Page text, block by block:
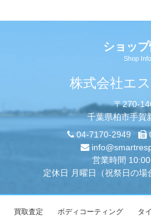
ショッ
Shop Info
株式会社エ
〒270-
千葉県柏市手賀
04-7170-2949
営業時間
定休日 月曜日（祝祭日の場
買取査定 ボディコーティング タ